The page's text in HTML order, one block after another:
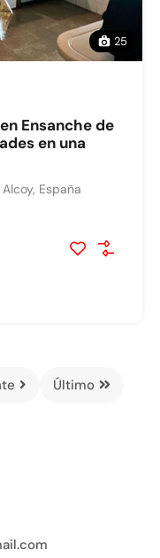
25
Ensanche de
en una
España
Último